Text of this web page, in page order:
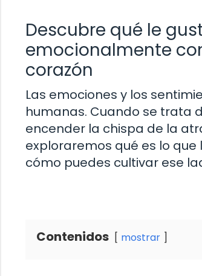
Descubre qué le
emocionalmente
corazón
Las emociones y los
humanas. Cuando se trata
encender la chispa de la
exploraremos qué es lo
cómo puedes cultivar ese
Contenidos mostrar